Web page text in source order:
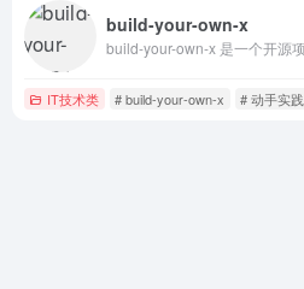
build-your-own-x
IT技术类 # build-your-own-x # 动手实践